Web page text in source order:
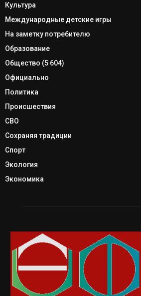
Культура
Международные детские игры
На заметку потребителю
Образование
Общество (5 604)
Официально
Политика
Происшествия
СВО
Сохраняя традиции
Спорт
Экология
Экономика